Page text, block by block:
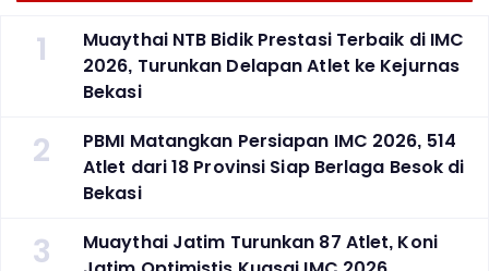
1
Muaythai NTB Bidik Prestasi Terbaik di IMC
2026, Turunkan Delapan Atlet ke Kejurnas
Bekasi
2
PBMI Matangkan Persiapan IMC 2026, 514
Atlet dari 18 Provinsi Siap Berlaga Besok di
Bekasi
3
Muaythai Jatim Turunkan 87 Atlet, Koni